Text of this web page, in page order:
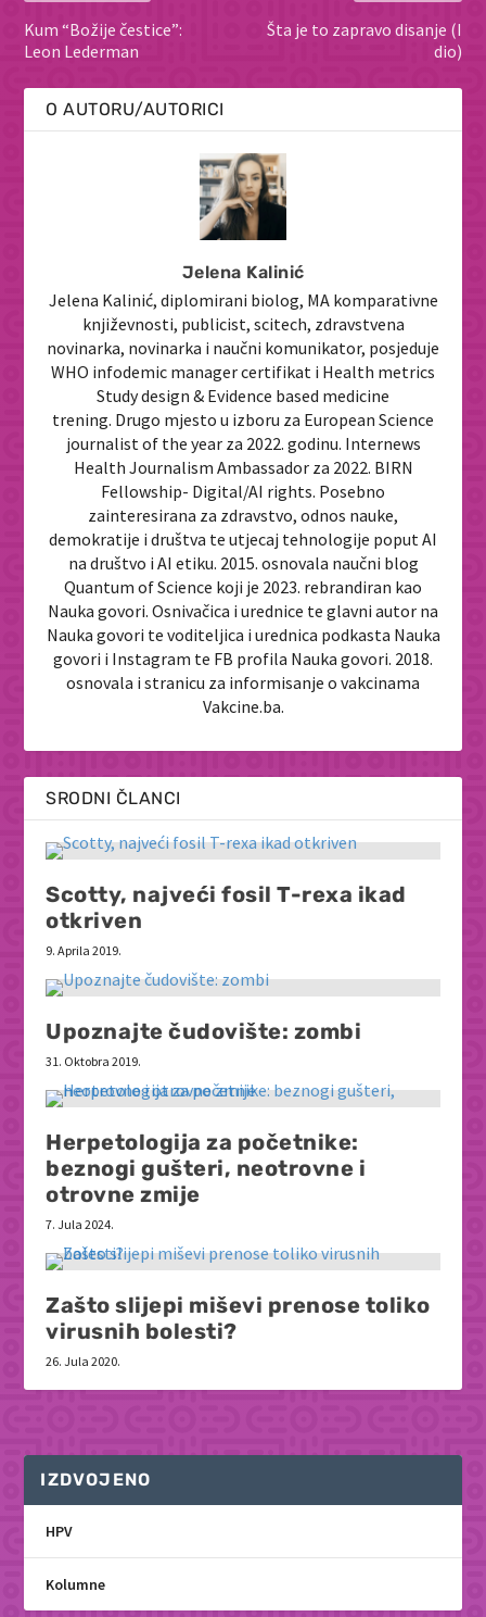
Kum “Božije čestice”:
Leon Lederman
Šta je to zapravo disanje (I
dio)
O AUTORU/AUTORICI
Jelena Kalinić
Jelena Kalinić, diplomirani biolog, MA komparativne
književnosti, publicist, scitech, zdravstvena
novinarka, novinarka i naučni komunikator, posjeduje
WHO infodemic manager certifikat i Health metrics
Study design & Evidence based medicine
trening. Drugo mjesto u izboru za European Science
journalist of the year za 2022. godinu. Internews
Health Journalism Ambassador za 2022. BIRN
Fellowship- Digital/AI rights. Posebno
zainteresirana za zdravstvo, odnos nauke,
demokratije i društva te utjecaj tehnologije poput AI
na društvo i AI etiku. 2015. osnovala naučni blog
Quantum of Science koji je 2023. rebrandiran kao
Nauka govori. Osnivačica i urednice te glavni autor na
Nauka govori te voditeljica i urednica podkasta Nauka
govori i Instagram te FB profila Nauka govori. 2018.
osnovala i stranicu za informisanje o vakcinama
Vakcine.ba.
SRODNI ČLANCI
Scotty, najveći fosil T-rexa ikad
otkriven
9. Aprila 2019.
Upoznajte čudovište: zombi
31. Oktobra 2019.
Herpetologija za početnike:
beznogi gušteri, neotrovne i
otrovne zmije
7. Jula 2024.
Zašto slijepi miševi prenose toliko
virusnih bolesti?
26. Jula 2020.
IZDVOJENO
HPV
Kolumne